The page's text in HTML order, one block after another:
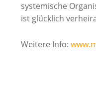
systemische
ist glücklich
Weitere Info: